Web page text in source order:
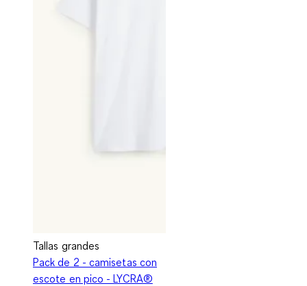
Tallas grandes
Pack de 2 - camisetas con
escote en pico - LYCRA®